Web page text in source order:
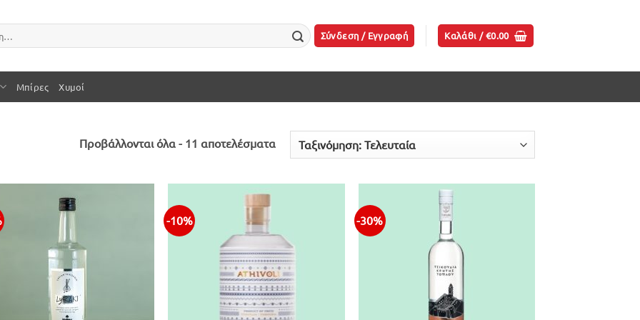
Σύνδεση / Εγγραφή Καλάθι /€0.00
Μπίρες Χυμοί
Προβάλλονται όλα - 11 αποτελέσματαSorted
-10% -30%